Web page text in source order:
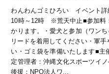
わんわんゴミひろい イベント詳
10時～12時 ※荒天中止■参加料
かります。・愛犬と参加（ワン
リードを着用してください・軍
い・ゴミ袋を準備いたします■主
定管理者：沖縄文化スポーツイ
後援：NPO法人ワ...